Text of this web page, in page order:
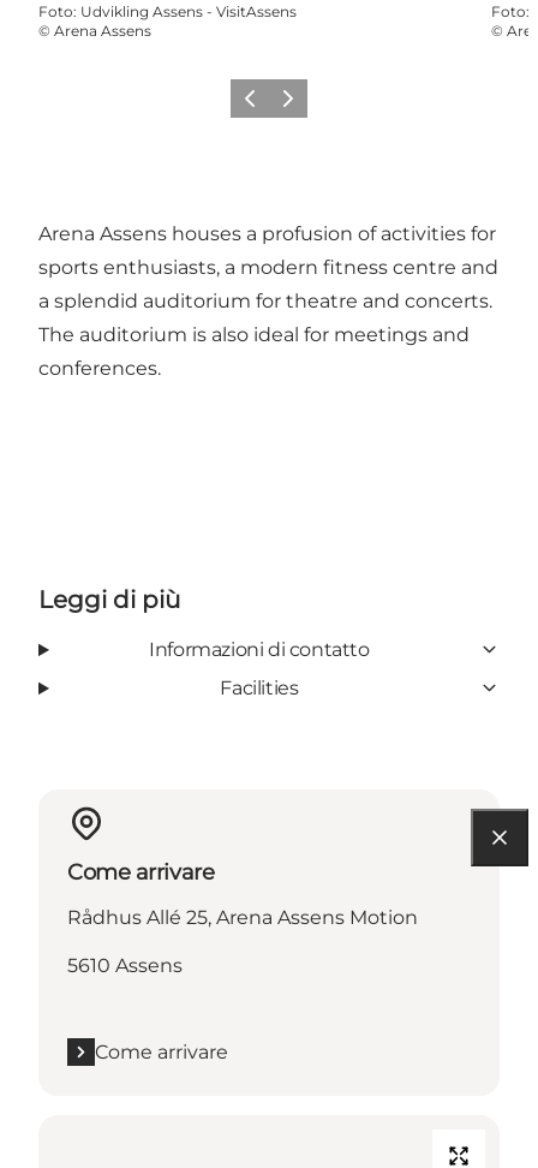
Foto: Udvikling Assens - VisitAssens
© Arena Assens
Foto:
©
Precedente
Avanti
Arena Assens houses a profusion of activities for
sports enthusiasts, a modern fitness centre and
a splendid auditorium for theatre and concerts.
The auditorium is also ideal for meetings and
conferences.
Leggi di più
Informazioni di contatto
Facilities
Come arrivare
Rådhus Allé 25, Arena Assens Motion
5610 Assens
Come arrivare